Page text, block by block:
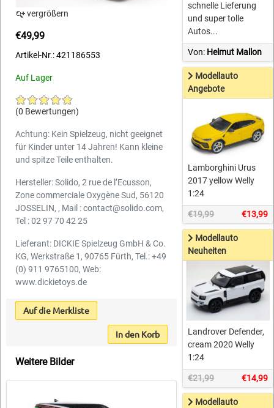
vergrößern
€49,99
Artikel-Nr.: 421186553
Auf Lager
(0 Bewertungen)
Achtung: Kein Spielzeug, nicht geeignet
für Kinder unter 14 Jahren! Kann kleine
und spitze Teile enthalten.
Hersteller: Solido, 2 rue de l’Ecusson,
Zone commerciale Oxygène Sud, 56120
JOSSELIN, , Mail : contact@solido.com,
Tel : 02 97 70 42 25
Lieferant: DICKIE Spielzeug GmbH & Co.
KG, Werkstraße 1, 90765 Fürth, Tel.: +49
(0) 911 9765100, Web:
www.dickietoys.de
Auf die Merkliste
In den Korb
Weitere Bilder
schnelle Lieferung
und super tolle
Autos...
Von: Helmut Mallon
Modellauto
Angebote
Lamborghini Urus
2017 yellow Welly
1:24
€19,99 €13,99
Modellauto
Neuheiten
Landrover Defender,
cream 2020 Welly
1:24
€21,99 €14,99
Modellauto